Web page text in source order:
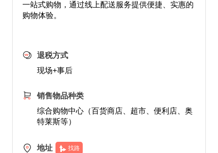
一站式购物，通过线上配送服务提供便捷、实惠的
购物体验。
退税方式
现场+事后
销售物品种类
综合购物中心（百货商店、超市、便利店、奥
特莱斯等）
地址 找路